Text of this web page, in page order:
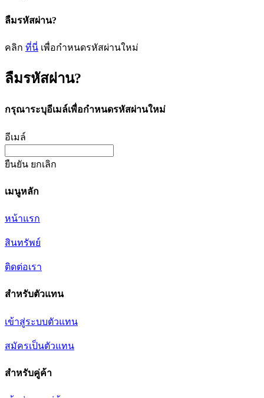
ลืมรหัสผ่าน?
คลิก ที่นี่ เพื่อกำหนดรหัสผ่านใหม่
ลืมรหัสผ่าน?
กรุณาระบุอีเมล์เพื่อกำหนดรหัสผ่านใหม่
อีเมล์
ยืนยัน ยกเลิก
เมนูหลัก
หน้าแรก
สินทรัพย์
ติดต่อเรา
สำหรับตัวแทน
เข้าสู่ระบบตัวแทน
สมัครเป็นตัวแทน
สำหรับคู่ค้า